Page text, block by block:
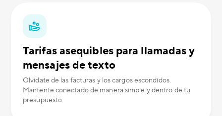
Tarifas asequibles para llamadas y
mensajes de texto
Olvídate de las facturas y los cargos escondidos.
Mantente conectado de manera simple y dentro de tu
presupuesto.